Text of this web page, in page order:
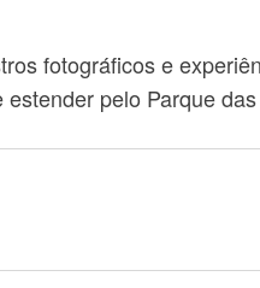
fotográficos e
pelo Parque